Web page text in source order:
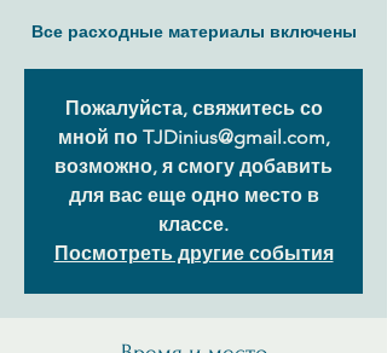
Все расходные материалы включены
Пожалуйста, свяжитесь со
мной по TJDinius@gmail.com,
возможно, я смогу добавить
для вас еще одно место в
классе.
Посмотреть другие события